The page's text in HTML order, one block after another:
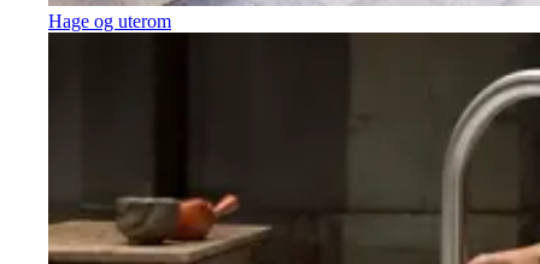
Hage og uterom